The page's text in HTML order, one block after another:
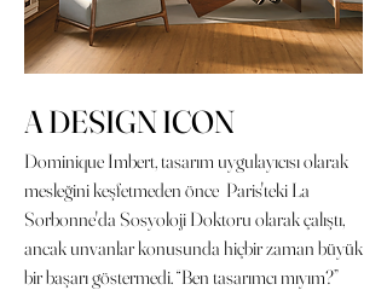
A DESIGN ICON
Dominique Imbert, tasarım uygulayıcısı olarak
mesleğini keşfetmeden önce Paris'teki La
Sorbonne'da Sosyoloji Doktoru olarak çalıştı,
ancak unvanlar konusunda hiçbir zaman büyük
bir başarı göstermedi. “Ben tasarımcı mıyım?”